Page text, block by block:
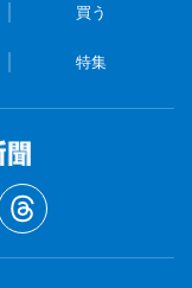
買う
特集